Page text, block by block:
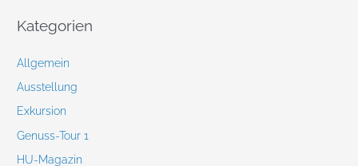
Kategorien
Allgemein
Ausstellung
Exkursion
Genuss-Tour 1
HU-Magazin